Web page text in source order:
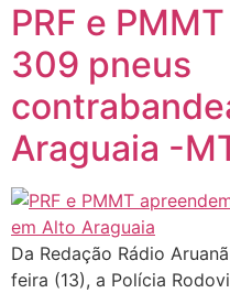
PRF e
309 pneus
Araguaia -
Da Redação Rádio
feira (13), a Polícia